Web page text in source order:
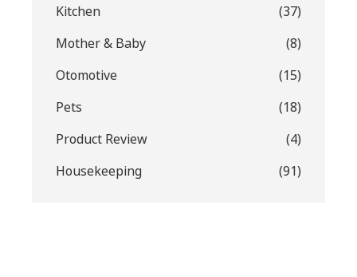
Kitchen
(37)
Mother & Baby
(8)
Otomotive
(15)
Pets
(18)
Product Review
(4)
Housekeeping
(91)